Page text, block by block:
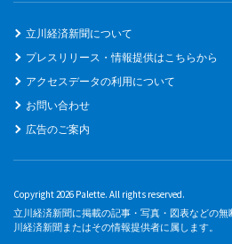
立川経済新聞について
プレスリリース・情報提供はこちらから
アクセスデータの利用について
お問い合わせ
広告のご案内
Copyright 2026 Palette. All rights reserved.
立川経済新聞に掲載の記事・写真・図表などの
川経済新聞またはその情報提供者に属します。